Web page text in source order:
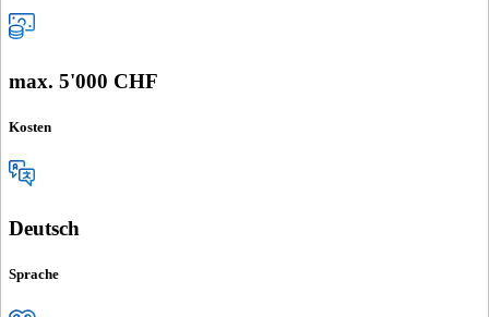
max. 5'000 CHF
Kosten
Deutsch
Sprache